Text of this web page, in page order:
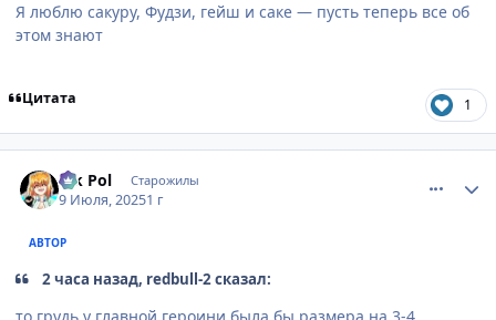
Я люблю сакуру, Фудзи, гейш и саке — пусть теперь все об
этом знают
Цитата 1
Vik Pol Старожилы
9 Июля, 20251 г
АВТОР
2 часа назад, redbull-2 сказал: